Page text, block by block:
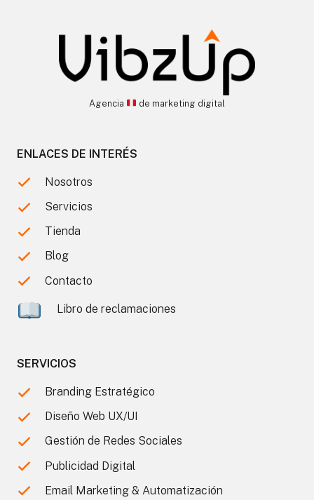
Agencia de marketing digital
ENLACES DE INTERÉS
Nosotros
Servicios
Tienda
Blog
Contacto
Libro de reclamaciones
SERVICIOS
Branding Estratégico
Diseño Web UX/UI
Gestión de Redes Sociales
Publicidad Digital
Email Marketing & Automatización